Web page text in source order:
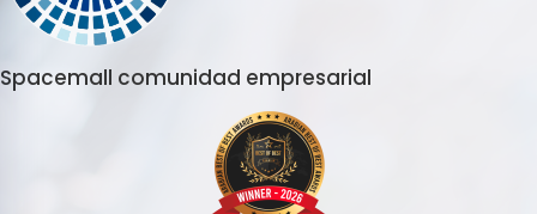
Spacemall comunidad empresarial